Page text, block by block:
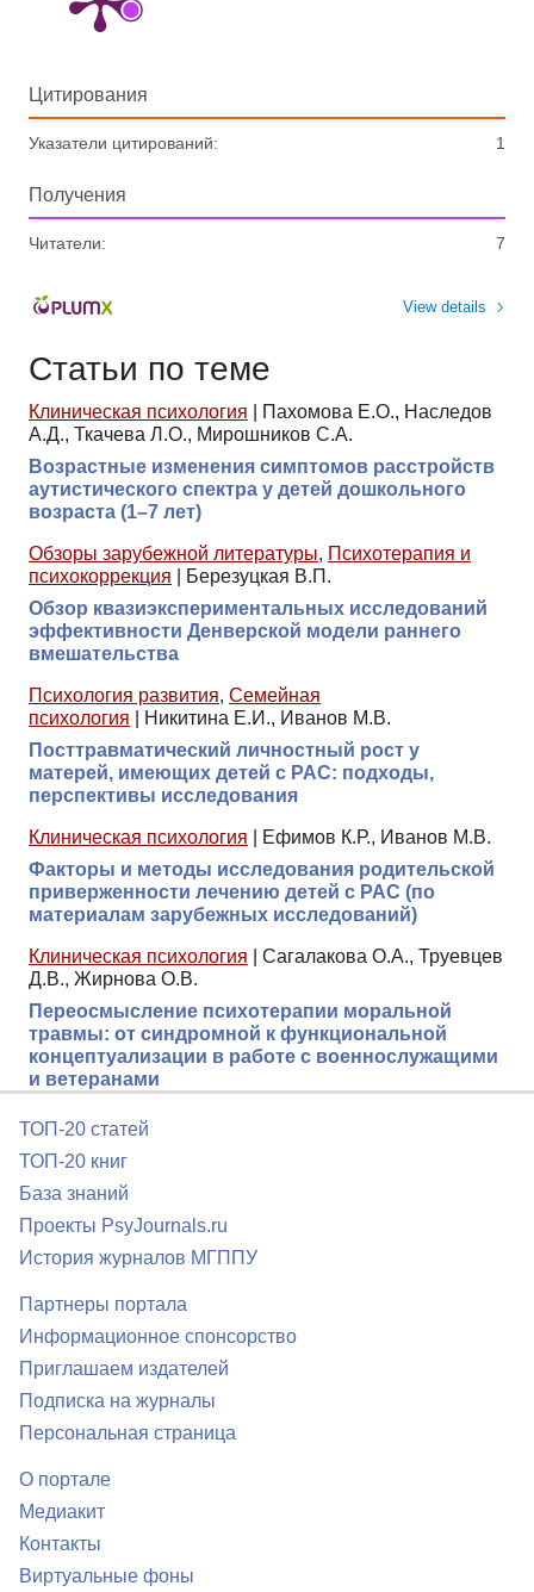
Цитирования
Указатели цитирований: 1
Получения
Читатели: 7
View details
Статьи по теме
Клиническая психология
Пахомова Е.О., Наследов
А.Д., Ткачева Л.О., Мирошников С.А.
Возрастные изменения симптомов расстройств
аутистического спектра у детей дошкольного
возраста (1–7 лет)
Обзоры зарубежной литературы, Психотерапия и
психокоррекция
Березуцкая В.П.
Обзор квазиэкспериментальных исследований
эффективности Денверской модели раннего
вмешательства
Психология развития, Семейная
психология
Никитина Е.И., Иванов М.В.
Посттравматический личностный рост у
матерей, имеющих детей с РАС: подходы,
перспективы исследования
Клиническая психология
Ефимов К.Р., Иванов М.В.
Факторы и методы исследования родительской
приверженности лечению детей с РАС (по
материалам зарубежных исследований)
Клиническая психология
Сагалакова О.А., Труевцев
Д.В., Жирнова О.В.
Переосмысление психотерапии моральной
травмы: от синдромной к функциональной
концептуализации в работе с военнослужащими
и ветеранами
ТОП-20 статей
ТОП-20 книг
База знаний
Проекты PsyJournals.ru
История журналов МГППУ
Партнеры портала
Информационное спонсорство
Приглашаем издателей
Подписка на журналы
Персональная страница
О портале
Медиакит
Контакты
Виртуальные фоны